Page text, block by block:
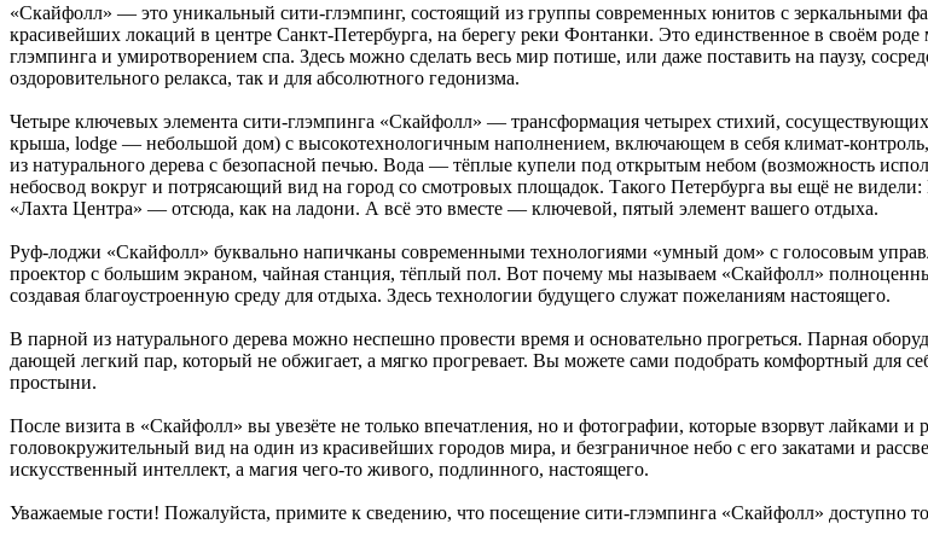
«Скайфолл» — это уникальный сити-глэмпинг, состоящий из группы современных юнитов с зеркальными
красивейших локаций в центре Санкт-Петербурга, на берегу реки Фонтанки. Это единственное в своём роде
глэмпинга и умиротворением спа. Здесь можно сделать весь мир потише, или даже поставить на паузу,
оздоровительного релакса, так и для абсолютного гедонизма.
Четыре ключевых элемента сити-глэмпинга «Скайфолл» — трансформация четырех стихий,
крыша, lodge — небольшой дом) с высокотехнологичным наполнением, включающем в себя климат-
из натурального дерева с безопасной печью. Вода — тёплые купели под открытым небом (возможность
небосвод вокруг и потрясающий вид на город со смотровых площадок. Такого Петербурга вы ещё не
«Лахта Центра» — отсюда, как на ладони. А всё это вместе — ключевой, пятый элемент вашего отдыха.
Руф-лоджи «Скайфолл» буквально напичканы современными технологиями «умный дом» c голосовым
проектор с большим экраном, чайная станция, тёплый пол. Вот почему мы называем «Скайфолл»
создавая благоустроенную среду для отдыха. Здесь технологии будущего служат пожеланиям настоящего.
В парной из натурального дерева можно неспешно провести время и основательно прогреться. Парная
дающей легкий пар, который не обжигает, а мягко прогревает. Вы можете сами подобрать комфортный для
простыни.
После визита в «Скайфолл» вы увезёте не только впечатления, но и фотографии, которые взорвут
головокружительный вид на один из красивейших городов мира, и безграничное небо с его закатами и
искусственный интеллект, а магия чего-то живого, подлинного, настоящего.
Уважаемые гости! Пожалуйста, примите к сведению, что посещение сити-глэмпинга «Скайфолл» доступно